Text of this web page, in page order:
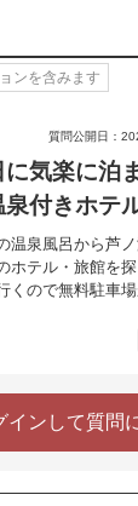
ンを含みます
質問公開日：
に気楽に泊
泉付きホテ
温泉風呂から芦
ホテル・旅館を
くので無料駐車場
インして質問